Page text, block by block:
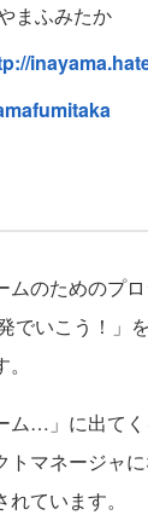
まふみたか
のためのプ
でいこう！」
ム…」に出て
トマネージャ
ています。